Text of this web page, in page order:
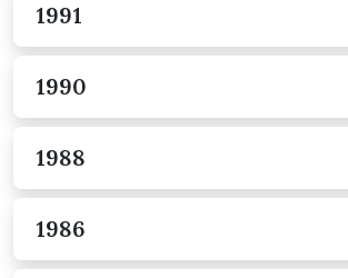
1991
1990
1988
1986